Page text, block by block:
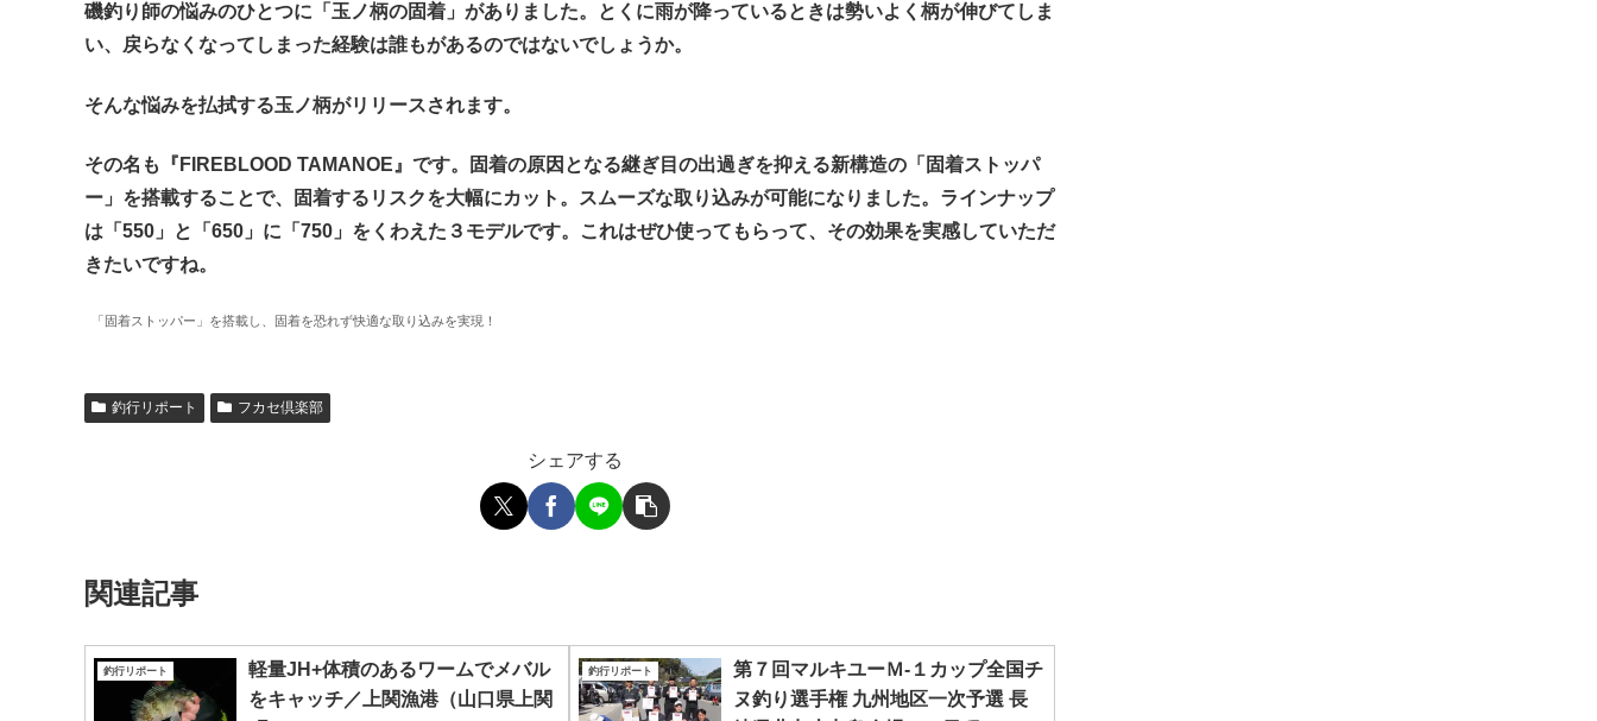
磯釣り師の悩みのひとつに「玉ノ柄の固着」がありました。とくに雨が降っているときは勢いよく柄が伸びてしま
い、戻らなくなってしまった経験は誰もがあるのではないでしょうか。
そんな悩みを払拭する玉ノ柄がリリースされます。
その名も『FIREBLOOD TAMANOE』です。固着の原因となる継ぎ目の出過ぎを抑える新構造の「固着ストッパ
ー」を搭載することで、固着するリスクを大幅にカット。スムーズな取り込みが可能になりました。ラインナップ
は「550」と「650」に「750」をくわえた３モデルです。これはぜひ使ってもらって、その効果を実感していただ
きたいですね。
「固着ストッパー」を搭載し、固着を恐れず快適な取り込みを実現！
釣行リポート フカセ倶楽部
シェアする
関連記事
釣行リポート
軽量JH+体積のあるワームでメバル
をキャッチ／上関漁港（山口県上関
釣行リポート
第７回マルキユーＭ-１カップ全国チ
ヌ釣り選手権 九州地区一次予選 長